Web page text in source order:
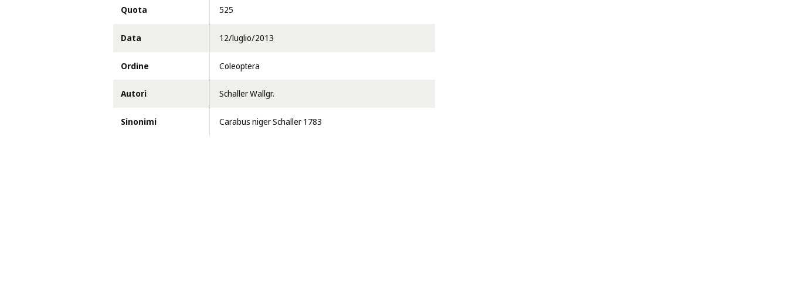
Quota 525
Data 12/luglio/2013
Ordine Coleoptera
Autori Schaller Wallgr.
Sinonimi Carabus niger Schaller 1783